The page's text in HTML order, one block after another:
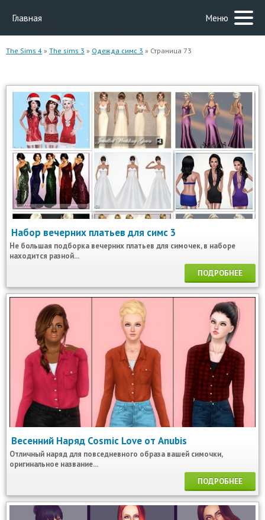
Главная Меню
The Sims 4 » The sims 3 » Одежда симс 3 » Страница 73
Набор вечерних платьев для симс 3
Не большая подборка вечерних платьев для симочек, в наборе
находится разной...
ПОДРОБНЕЕ
Весенний Наряд Cosmic Love от Anubis
Отличный наряд для повседневного образа вашей симочки,
оригинальное название...
ПОДРОБНЕЕ